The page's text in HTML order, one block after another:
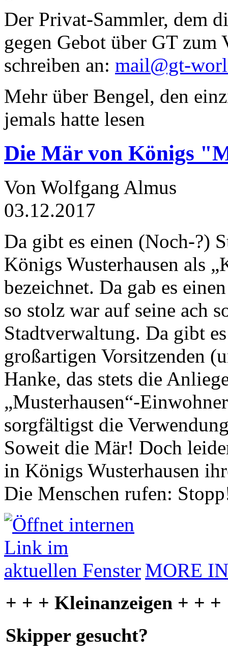
Der Privat-Sammler, dem
gegen Gebot über GT zum
schreiben an: mail@gt-
Mehr über Bengel, den
jemals hatte lesen
Die Mär von Königs
Von Wolfgang Almus
03.12.2017
Da gibt es einen (Noch-?)
Königs Wusterhausen als
bezeichnet. Da gab es
so stolz war auf seine ach
Stadtverwaltung. Da gibt
großartigen Vorsitzenden
Hanke, das stets die
„Musterhausen“-
sorgfältigst die
Soweit die Mär! Doch
in Königs Wusterhausen
Die Menschen rufen:
MORE
+ + + Kleinanzeigen + + +
Skipper gesucht?